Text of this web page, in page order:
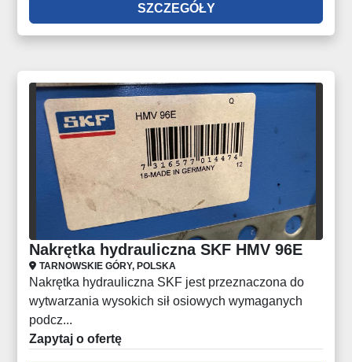
SZCZEGÓŁY
Nakrętka hydrauliczna SKF HMV 96E
TARNOWSKIE GÓRY, POLSKA
Nakrętka hydrauliczna SKF jest przeznaczona do
wytwarzania wysokich sił osiowych wymaganych
podcz...
Zapytaj o ofertę